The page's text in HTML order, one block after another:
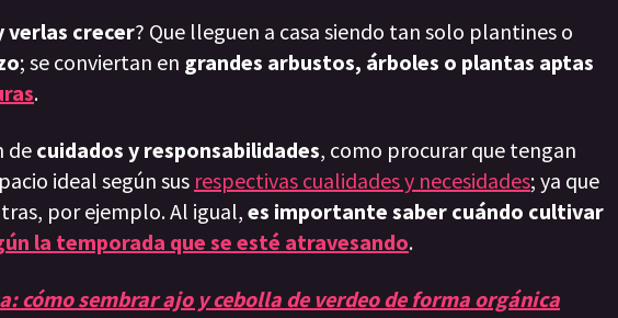
verlas crecer? Que lleguen a casa siendo tan solo plantines o
; se conviertan en grandes arbustos, árboles o plantas aptas
.
de cuidados y responsabilidades, como procurar que tengan
ideal según sus respectivas cualidades y necesidades; ya que
por ejemplo. Al igual, es importante saber cuándo cultivar
la temporada que se esté atravesando.
cómo sembrar ajo y cebolla de verdeo de forma orgánica